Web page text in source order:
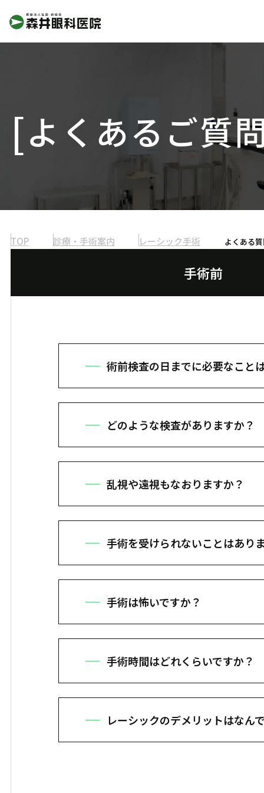
よくあるご質
TOP 診療・手術案内 レーシック手術 よくある
手術前
術前検査の日までに必要なこと
ソフトコンタクトレンズ：検査・
ハードコンタクトレンズ：検査・手
どのような検査がありますか？
乱視や遠視もなおりますか？
手術を受けられないことはあり
手術は怖いですか？
手術時間はどれくらいですか？
レーシックのデメリットはなん